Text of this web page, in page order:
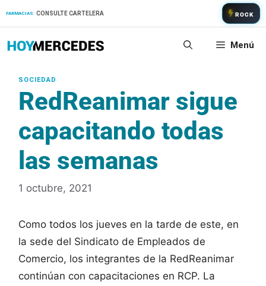
FARMACIAS: CONSULTE CARTELERA ROCK
Menú
RedReanimar sigue
capacitando todas
las semanas
1 octubre, 2021
Como todos los jueves en la tarde de este, en
la sede del Sindicato de Empleados de
Comercio, los integrantes de la RedReanimar
continúan con capacitaciones en RCP. La